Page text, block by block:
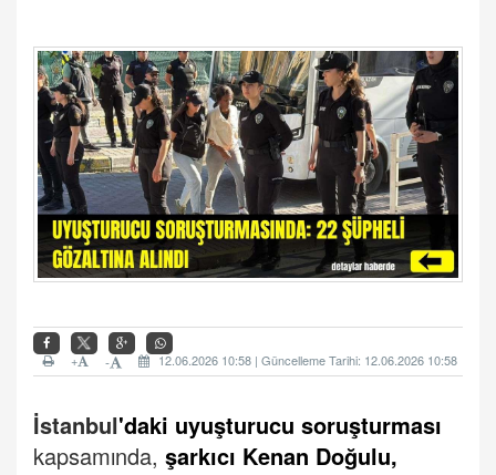
12.06.2026 10:58 | Güncelleme Tarihi: 12.06.2026 10:58
-
+
İstanbul'daki uyuşturucu soruşturması
kapsamında, şarkıcı Kenan Doğulu,